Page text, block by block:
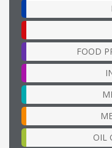
FOOD
OIL